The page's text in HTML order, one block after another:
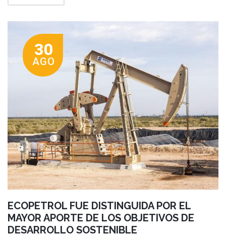
30
AGO
ECOPETROL FUE DISTINGUIDA POR EL
MAYOR APORTE DE LOS OBJETIVOS DE
DESARROLLO SOSTENIBLE